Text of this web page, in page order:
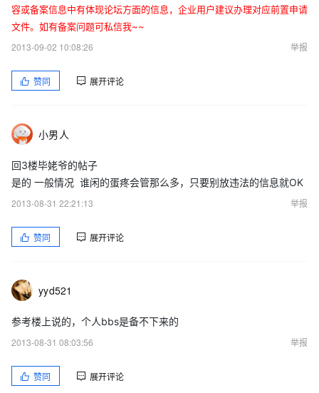
容或备案信息中有体现论坛方面的信息，企业用户建议办理对应前置申请
文件。如有备案问题可私信我~~
2013-09-02 10:08:26 举报
赞同 展开评论
小男人
回3楼毕姥爷的帖子
是的 一般情况 谁闲的蛋疼会管那么多，只要别放违法的信息就OK
2013-08-31 22:21:13
举报
赞同 展开评论
yyd521
参考楼上说的，个人bbs是备不下来的
2013-08-31 08:03:56
举报
赞同 展开评论